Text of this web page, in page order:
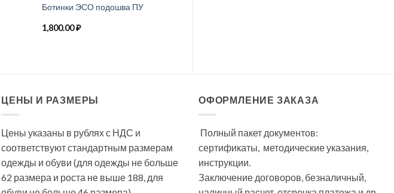
Ботинки ЭСО подошва ПУ
1,800.00₽
ЦЕНЫ И РАЗМЕРЫ
Цены указаны в рублях с НДС и
соответствуют стандартным размерам
одежды и обуви (для одежды не больше
62 размера и роста не выше 188, для
ОФОРМЛЕНИЕ ЗАКАЗА
Полный пакет документов:
сертификаты, методические указания,
инструкции.
Заключение договоров, безналичный,